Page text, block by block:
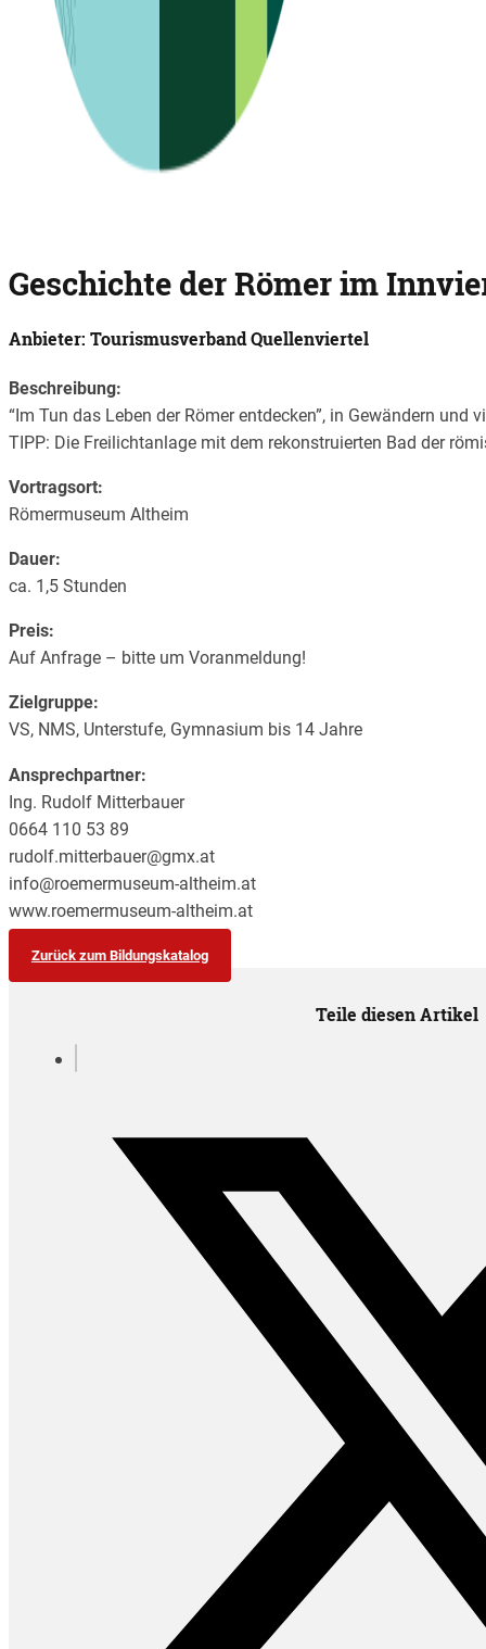
Geschichte der Römer im
Anbieter: Tourismusverband Quellenviertel
Beschreibung:
“Im Tun das Leben der Römer entdecken”, in Gewändern und
TIPP: Die Freilichtanlage mit dem rekonstruierten Bad der
Vortragsort:
Römermuseum Altheim
Dauer:
ca. 1,5 Stunden
Preis:
Auf Anfrage – bitte um Voranmeldung!
Zielgruppe:
VS, NMS, Unterstufe, Gymnasium bis 14 Jahre
Ansprechpartner:
Ing. Rudolf Mitterbauer
0664 110 53 89
rudolf.mitterbauer@gmx.at
info@roemermuseum-altheim.at
www.roemermuseum-altheim.at
Zurück zum Bildungskatalog
Teile diesen Artikel